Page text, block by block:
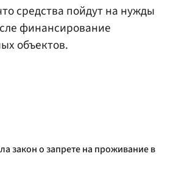
средства пойдут на нужды
финансирование
объектов.
закон о запрете на проживание в